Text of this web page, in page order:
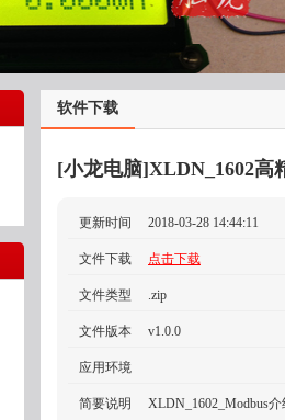
软件下载
[小龙电脑]XLDN_1602高
更新时间 2018-03-28 14:44:11
文件下载 点击下载
文件类型 .zip
文件版本 v1.0.0
应用环境
简要说明 XLDN_1602_Modbus介